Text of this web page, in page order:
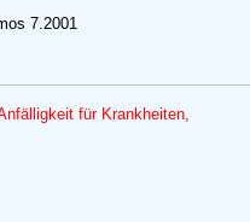
7.2001
für Krankheiten,